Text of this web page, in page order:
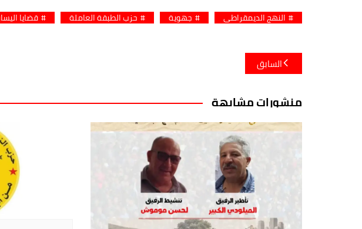
النهج الديمقراطي جهوية حزب الطبقة العاملة قضايا
تصفّح
المقالات
السابق
منشورات مشابهة